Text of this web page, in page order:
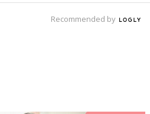
Recommended by